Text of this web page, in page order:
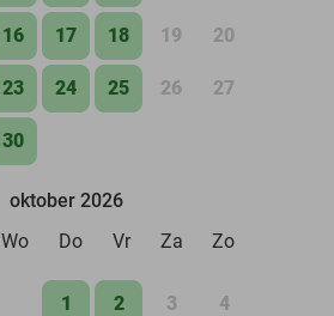
16 17 18 19 20
23 24 25 26 27
30
oktober 2026
Wo Do Vr Za Zo
1 2 3 4